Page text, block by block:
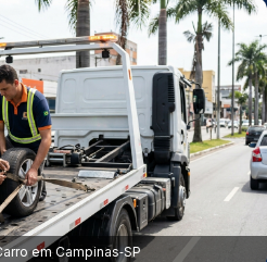
em Campinas‑SP